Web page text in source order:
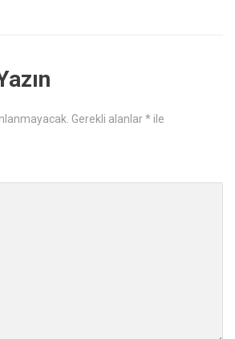
Gerekli alanlar* ile